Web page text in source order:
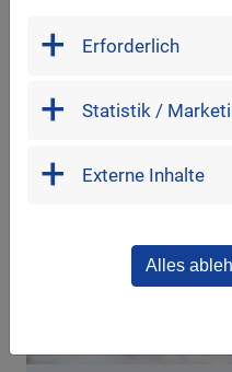
Erforderlich
Statistik /
Externe Inhalte
Alles